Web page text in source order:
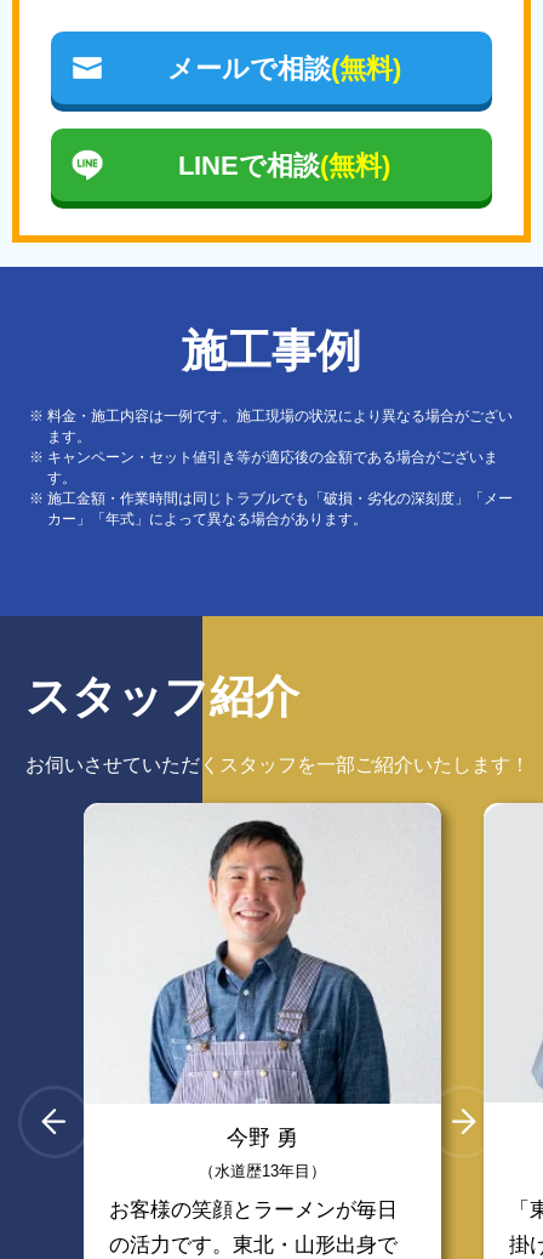
メールで相談(無料)
LINEで相談(無料)
施工事例
料金・施工内容は一例です。施工現場の状況により異なる場合がござい
ます。
キャンペーン・セット値引き等が適応後の金額である場合がございま
す。
施工金額・作業時間は同じトラブルでも「破損・劣化の深刻度」「メー
カー」「年式」によって異なる場合があります。
スタッフ紹介
お伺いさせていただくスタッフを一部ご紹介いたします！
今野 勇
（水道歴13年目）
お客様の笑顔とラーメンが毎日
の活力です。東北・山形出身で
掛